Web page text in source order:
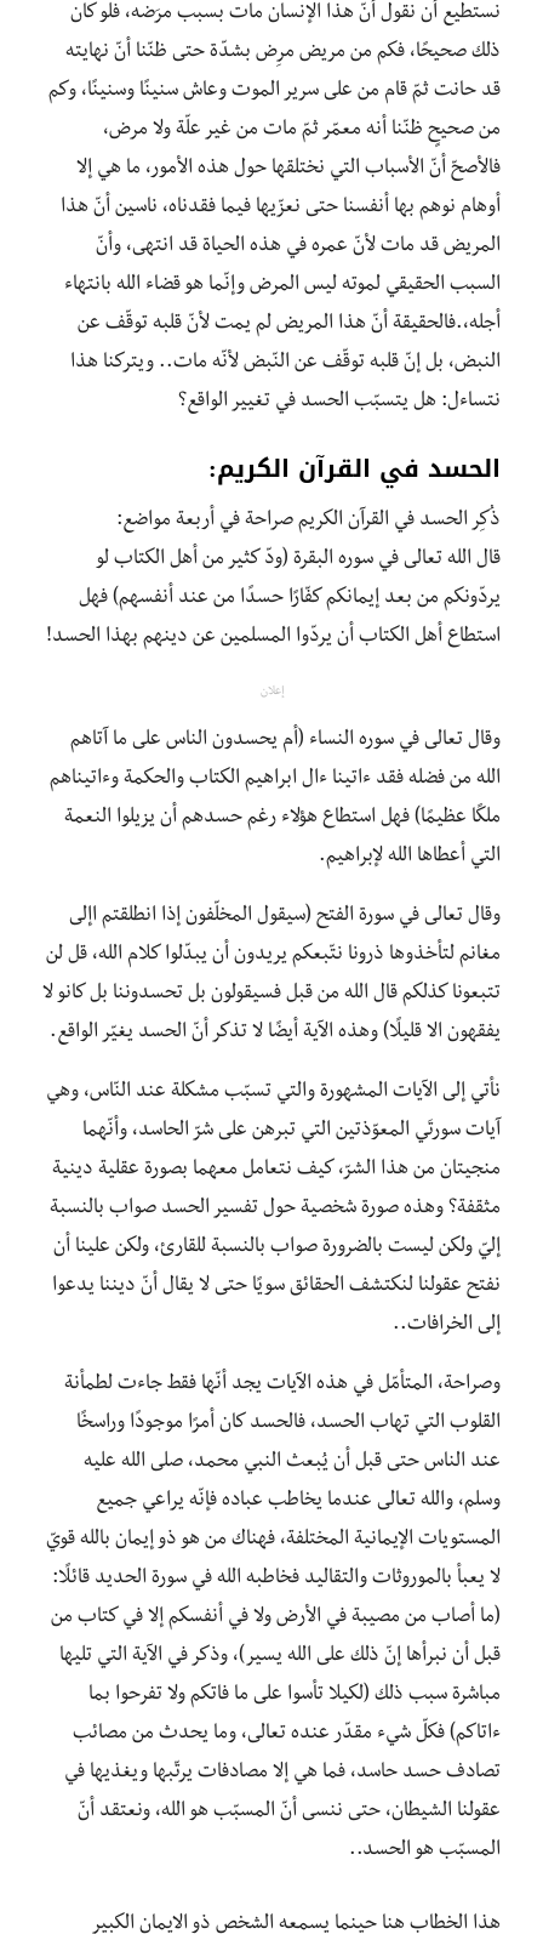
نستطيع أن نقول أنّ هذا الإنسان مات بسبب مرَضه، فلو كان
ذلك صحيحًا، فكم من مريض مرِض بشدّة حتى ظنّنا أنّ نهايته
قد حانت ثمّ قام من على سرير الموت وعاش سنينًا وسنينًا، وكم
من صحيحٍ ظنّنا أنه معمّر ثمّ مات من غير علّة ولا مرض،
فالأصحّ أنّ الأسباب التي نختلقها حول هذه الأمور، ما هي إلا
أوهام نوهم بها أنفسنا حتى نعزّيها فيما فقدناه، ناسين أنّ هذا
المريض قد مات لأنّ عمره في هذه الحياة قد انتهى، وأنّ
السبب الحقيقي لموته ليس المرض وإنّما هو قضاء الله بانتهاء
أجله،.فالحقيقة أنّ هذا المريض لم يمت لأنّ قلبه توقّف عن
النبض، بل إنّ قلبه توقّف عن النّبض لأنّه مات.. ويتركنا هذا
نتساءل: هل يتسبّب الحسد في تغيير الواقع؟
الحسد في القرآن الكريم:
ذُكِر الحسد في القرآن الكريم صراحة في أربعة مواضع:
قال الله تعالى في سوره البقرة (ودّ كثير من أهل الكتاب لو
يردّونكم من بعد إيمانكم كفّارًا حسدًا من عند أنفسهم) فهل
استطاع أهل الكتاب أن يردّوا المسلمين عن دينهم بهذا الحسد!
إعلان
وقال تعالى في سوره النساء (أم يحسدون الناس على ما آتاهم
الله من فضله فقد ءاتينا ءال ابراهيم الكتاب والحكمة وءاتيناهم
ملكًا عظيمًا) فهل استطاع هؤلاء رغم حسدهم أن يزيلوا النعمة
التي أعطاها الله لإبراهيم.
وقال تعالى في سورة الفتح (سيقول المخلّفون إذا انطلقتم اإلى
مغانم لتأخذوها ذرونا نتّبعكم يريدون أن يبدّلوا كلام الله، قل لن
تتبعونا كذلكم قال الله من قبل فسيقولون بل تحسدوننا بل كانو لا
يفقهون الا قليلًا) وهذه الآية أيضًا لا تذكر أنّ الحسد يغيّر الواقع.
نأتي إلى الآيات المشهورة والتي تسبّب مشكلة عند النّاس، وهي
آيات سورتَي المعوّذتين التي تبرهن على شرّ الحاسد، وأنّهما
منجيتان من هذا الشرّ، كيف نتعامل معهما بصورة عقلية دينية
مثقفة؟ وهذه صورة شخصية حول تفسير الحسد صواب بالنسبة
إليّ ولكن ليست بالضرورة صواب بالنسبة للقارئ، ولكن علينا أن
نفتح عقولنا لنكتشف الحقائق سويًا حتى لا يقال أنّ ديننا يدعوا
إلى الخرافات..
وصراحة، المتأمّل في هذه الآيات يجد أنّها فقط جاءت لطمأنة
القلوب التي تهاب الحسد، فالحسد كان أمرًا موجودًا وراسخًا
عند الناس حتى قبل أن يُبعث النبي محمد، صلى الله عليه
وسلم، والله تعالى عندما يخاطب عباده فإنّه يراعي جميع
المستويات الإيمانية المختلفة، فهناك من هو ذو إيمان بالله قويّ
لا يعبأ بالموروثات والتقاليد فخاطبه الله في سورة الحديد قائلًا:
(ما أصاب من مصيبة في الأرض ولا في أنفسكم إلا في كتاب من
قبل أن نبرأها إنّ ذلك على الله يسير)، وذكر في الآية التي تليها
مباشرة سبب ذلك (لكيلا تأسوا على ما فاتكم ولا تفرحوا بما
ءاتاكم) فكلّ شيء مقدّر عنده تعالى، وما يحدث من مصائب
تصادف حسد حاسد، فما هي إلا مصادفات يرتّبها ويغذيها في
عقولنا الشيطان، حتى ننسى أنّ المسبّب هو الله، ونعتقد أنّ
المسبّب هو الحسد..
هذا الخطاب هنا حينما يسمعه الشخص ذو الايمان الكبير